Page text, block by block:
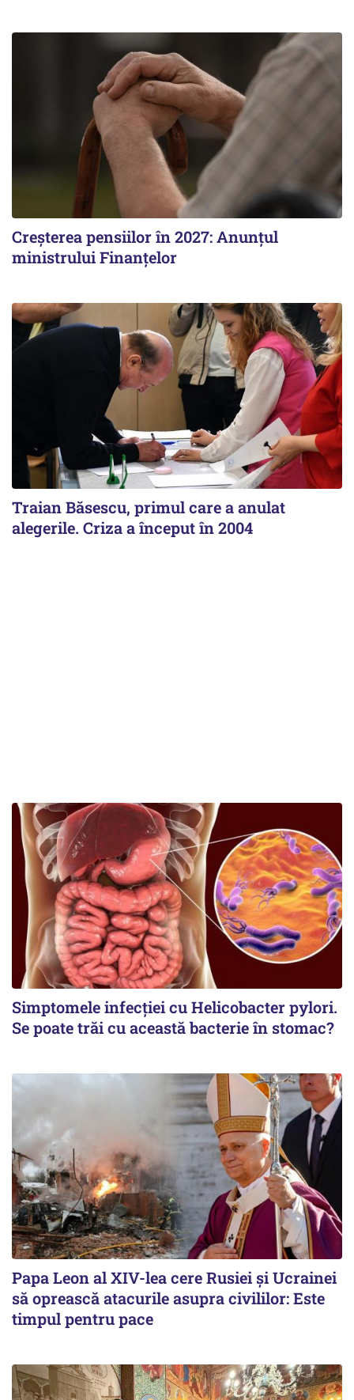
Creșterea pensiilor în 2027: Anunțul
ministrului Finanțelor
Traian Băsescu, primul care a anulat
alegerile. Criza a început în 2004
Simptomele infecției cu Helicobacter pylori.
Se poate trăi cu această bacterie în stomac?
Papa Leon al XIV-lea cere Rusiei și Ucrainei
să oprească atacurile asupra civililor: Este
timpul pentru pace